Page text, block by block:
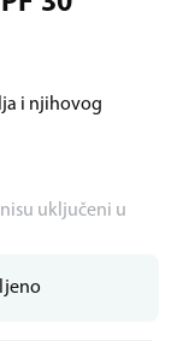
i njihovog
uključeni u